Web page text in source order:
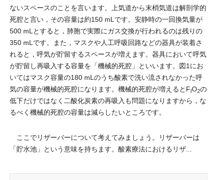
ないスペースのことを言います。上気道から末梢気道は解剖学的
死腔と言い，その容量は約150 mLです。安静時の一回換気量が
500 mLとすると，肺胞で実際にガス交換が行われるのは残りの
350 mLです。また，マスクや人工呼吸回路などの器具が装着さ
れると，呼気が貯留するスペースが増えます。器具において呼気
が貯留し再吸入する容量を「機械的死腔」といいます。図1にお
いてはマスク容量の180 mLのうち酸素で洗い流されなかった呼
気の容量が機械的死腔になります。機械的死腔が増えるとFIO2の
低下だけではなく二酸化炭素の再吸入も問題になりますから，な
るべく機械的死腔の容量は減らしたいところです。
ここでリザーバーについて考えてみましょう。リザーバーは
「貯水池」という意味を持ちます。酸素療法におけるリザ...